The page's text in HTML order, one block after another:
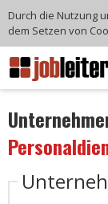
Durch die Nutzung
dem Setzen von